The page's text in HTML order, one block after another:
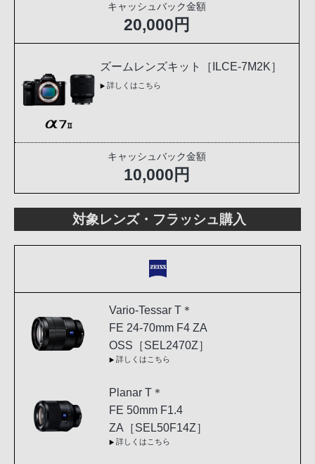
キャッシュバック金額
20,000円
ズームレンズキット［ILCE-7M2K］
詳しくはこちら
キャッシュバック金額
10,000円
対象レンズ・フラッシュ購入
Vario-Tessar T＊
FE 24-70mm F4 ZA
OSS［SEL2470Z］
詳しくはこちら
Planar T＊
FE 50mm F1.4
ZA［SEL50F14Z］
詳しくはこちら